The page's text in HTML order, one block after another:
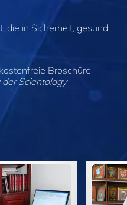
die in Sicherheit, gesund
Broschüre
Scientology